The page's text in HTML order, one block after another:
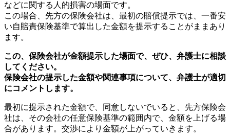
などに関する人的損害の場面です。
この場合、先方の保険会社は、最初の賠償提示では、一番安
い自賠責保険基準で算出した金額を提示することがままあり
ます。
この、保険会社が金額提示した場面で、ぜひ、弁護士に相談
してください。
保険会社の提示した金額や関連事項について、弁護士が適切
にコメントします。
最初に提示された金額で、同意しないでいると、先方保険会
社は、その会社の任意保険基準の範囲内で、金額を上げる場
合があります。交渉により金額が上がっていきます。